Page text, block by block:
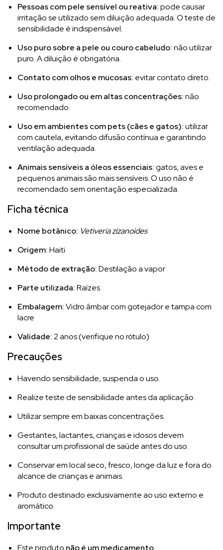
Pessoas com pele sensível ou reativa:pode causar
irritação se utilizado sem diluição adequada. O teste de
sensibilidade é indispensável.
Uso puro sobre a pele ou couro cabeludo:não utilizar
puro. A diluição é obrigatória.
Contato com olhos e mucosas: evitar contato direto.
Uso prolongado ou em altas concentrações:não
recomendado.
Uso em ambientes com pets (cães e gatos):utilizar
com cautela, evitando difusão contínua e garantindo
ventilação adequada.
Animais sensíveis a óleos essenciais:gatos, aves e
pequenos animais são mais sensíveis. O uso não é
recomendado sem orientação especializada.
Ficha técnica
Nome botânico: Vetiveria zizanoides
Origem:Haiti
Método de extração:Destilação a vapor
Parte utilizada:Raízes
Embalagem:Vidro âmbar com gotejador e tampa com
lacre
Validade:2 anos (verifique no rótulo)
Precauções
Havendo sensibilidade, suspenda o uso.
Realize teste de sensibilidade antes da aplicação.
Utilizar sempre em baixas concentrações.
Gestantes, lactantes, crianças e idosos devem
consultar um profissional de saúde antes do uso.
Conservar em local seco, fresco, longe da luz e fora do
alcance de crianças e animais.
Produto destinado exclusivamente ao uso externo e
aromático.
Importante
Este produto não é um medicamento.